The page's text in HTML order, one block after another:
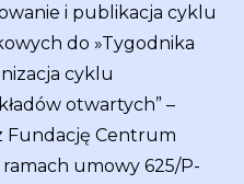
i publikacja cyklu
do »Tygodnika
cyklu
otwartych” –
Fundację Centrum
umowy 625/P-